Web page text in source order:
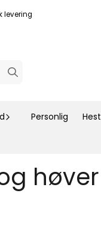
levering
Personlig Hest
høver